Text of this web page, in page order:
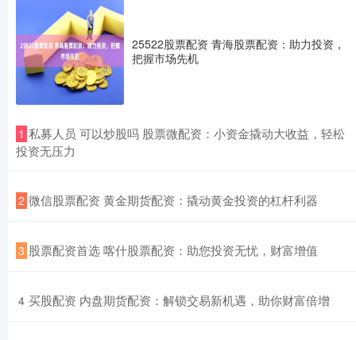
25522股票配资 青海股票配资：助力投资，
把握市场先机
1 ​私募人员 可以炒股吗 股票微配资：小资金撬动大收益，轻松
投资无压力
2 ​微信股票配资 黄金期货配资：撬动黄金投资的杠杆利器
3 ​股票配资首选 喀什股票配资：助您投资无忧，财富增值
4 ​买股配资 内盘期货配资：解锁交易新机遇，助你财富倍增